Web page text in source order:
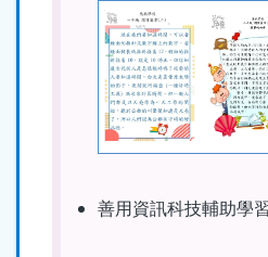
善用資訊科技輔助學